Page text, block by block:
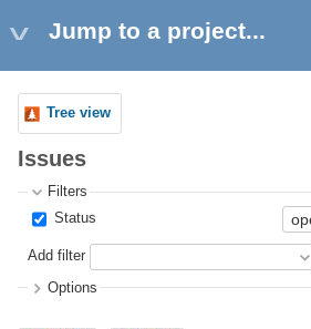
Jump to a project...
Tree view
Issues
Filters
Status
Add filter
Options